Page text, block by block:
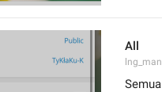
All
Semua